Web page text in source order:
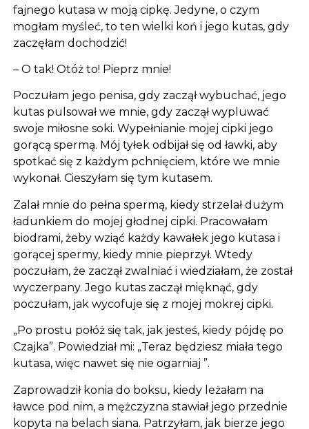
fajnego kutasa w moją cipkę. Jedyne, o czym
mogłam myśleć, to ten wielki koń i jego kutas, gdy
zaczęłam dochodzić!
– O tak! Otóż ​​to! Pieprz mnie!
Poczułam jego penisa, gdy zaczął wybuchać, jego
kutas pulsował we mnie, gdy zaczął wypluwać
swoje miłosne soki. Wypełnianie mojej cipki jego
gorącą spermą. Mój tyłek odbijał się od ławki, aby
spotkać się z każdym pchnięciem, które we mnie
wykonał. Cieszyłam się tym kutasem.
Zalał mnie do pełna spermą, kiedy strzelał dużym
ładunkiem do mojej głodnej cipki. Pracowałam
biodrami, żeby wziąć każdy kawałek jego kutasa i
gorącej spermy, kiedy mnie pieprzył. Wtedy
poczułam, że zaczął zwalniać i wiedziałam, że został
wyczerpany. Jego kutas zaczął mięknąć, gdy
poczułam, jak wycofuje się z mojej mokrej cipki.
„Po prostu połóż się tak, jak jesteś, kiedy pójdę po
Czajka”. Powiedział mi: „Teraz będziesz miała tego
kutasa, więc nawet się nie ogarniaj ”.
Zaprowadził konia do boksu, kiedy leżałam na
ławce pod nim, a mężczyzna stawiał jego przednie
kopyta na belach siana. Patrzyłam, jak bierze jego